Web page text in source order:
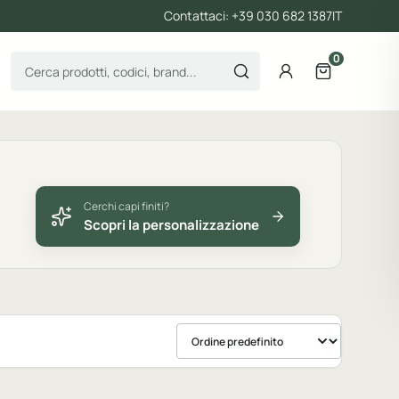
Contattaci: +39 030 682 1387IT
Cerca prodotti AccountApri il
0
Cerchi capi finiti?
Scopri la personalizzazione
Ordina prodotti